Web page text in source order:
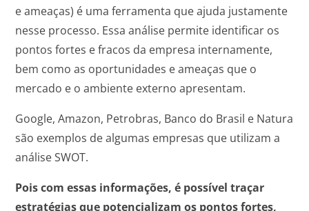
e ameaças) é uma ferramenta que ajuda justamente
nesse processo. Essa análise permite identificar os
pontos fortes e fracos da empresa internamente,
bem como as oportunidades e ameaças que o
mercado e o ambiente externo apresentam.
Google, Amazon, Petrobras, Banco do Brasil e Natura
são exemplos de algumas empresas que utilizam a
análise SWOT.
Pois com essas informações, é possível traçar
estratégias que potencializam os pontos fortes,